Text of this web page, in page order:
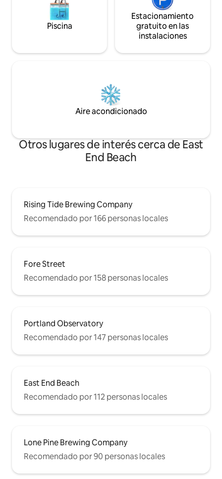
Piscina
Estacionamiento
gratuito en las
instalaciones
Aire acondicionado
Otros lugares de interés cerca de East
End Beach
Rising Tide Brewing Company
Recomendado por 166 personas locales
Fore Street
Recomendado por 158 personas locales
Portland Observatory
Recomendado por 147 personas locales
East End Beach
Recomendado por 112 personas locales
Lone Pine Brewing Company
Recomendado por 90 personas locales